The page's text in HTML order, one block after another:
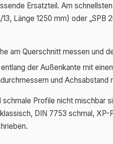
Ersatzteil. Am
13, Länge 1250 mm) oder
am Querschnitt messen und
der Außenkante mit
und Achsabstand
Profile nicht mischbar
DIN 7753 schmal,